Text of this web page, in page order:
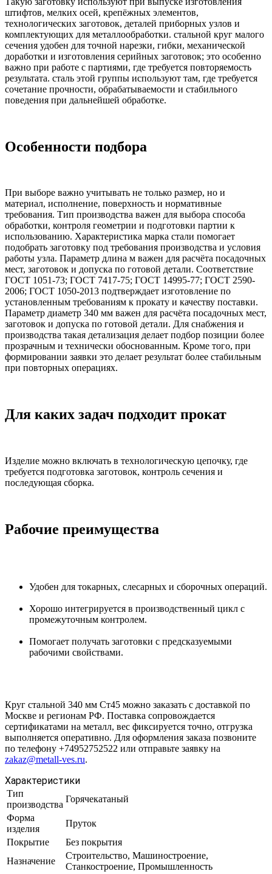
штифтов, мелких осей, крепёжных элементов,
технологических заготовок, деталей приборных узлов и
комплектующих для металлообработки. стальной круг малого
сечения удобен для точной нарезки, гибки, механической
доработки и изготовления серийных заготовок; это особенно
важно при работе с партиями, где требуется повторяемость
результата. сталь этой группы используют там, где требуется
сочетание прочности, обрабатываемости и стабильного
поведения при дальнейшей обработке.
Особенности подбора
При выборе важно учитывать не только размер, но и
материал, исполнение, поверхность и нормативные
требования. Тип производства важен для выбора способа
обработки, контроля геометрии и подготовки партии к
использованию. Характеристика марка стали помогает
подобрать заготовку под требования производства и условия
работы узла. Параметр длина м важен для расчёта посадочных
мест, заготовок и допуска по готовой детали. Соответствие
ГОСТ 1051-73; ГОСТ 7417-75; ГОСТ 14995-77; ГОСТ 2590-
2006; ГОСТ 1050-2013 подтверждает изготовление по
установленным требованиям к прокату и качеству поставки.
Параметр диаметр 340 мм важен для расчёта посадочных мест,
заготовок и допуска по готовой детали. Для снабжения и
производства такая детализация делает подбор позиции более
прозрачным и технически обоснованным. Кроме того, при
формировании заявки это делает результат более стабильным
при повторных операциях.
Для каких задач подходит прокат
Изделие можно включать в технологическую цепочку, где
требуется подготовка заготовок, контроль сечения и
последующая сборка.
Рабочие преимущества
Удобен для токарных, слесарных и сборочных операций.
Хорошо интегрируется в производственный цикл с
промежуточным контролем.
Помогает получать заготовки с предсказуемыми
рабочими свойствами.
Круг стальной 340 мм Ст45 можно заказать с доставкой по
Москве и регионам РФ. Поставка сопровождается
сертификатами на металл, вес фиксируется точно, отгрузка
выполняется оперативно. Для оформления заказа позвоните
по телефону +74952752522 или отправьте заявку на
zakaz@metall-ves.ru.
Характеристики
Тип
производства
Горячекатаный
Форма
изделия
Пруток
Покрытие
Без покрытия
Назначение
Строительство, Машиностроение,
Станкостроение, Промышленность